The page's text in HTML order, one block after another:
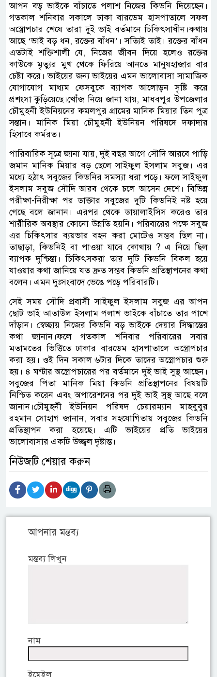
আপন বড় ভাইকে বাঁচাতে পলাশ নিজের কিডনি দিয়েছেন।
গতকাল শনিবার সকালে ঢাকা বারডেম হাসপাতালে সফল
অস্ত্রোপচার শেষে তারা দুই ভাই বর্তমানে চিকিৎসাধীন।কথায়
আছে ‘ভাই বড় ধন, রক্তের বাঁধন’। সত্যিই তাই। রক্তের বাঁধন
এতটাই শক্তিশালী যে, নিজের জীবন দিয়ে হলেও রক্তের
কাউকে মৃত্যুর মুখ থেকে ফিরিয়ে আনতে মানুষহাজার বার
চেষ্টা করে। ভাইয়ের জন্য ভাইয়ের এমন ভালোবাসা সামাজিক
যোগাযোগ মাধ্যম ফেসবুকে ব্যাপক আলোড়ন সৃষ্টি করে
প্রশংসা কুড়িয়েছে।খোঁজ নিয়ে জানা যায়, মাধবপুর উপজেলার
চৌমুহনী ইউনিয়নের কমলপুর গ্রামের মানিক মিয়ার তিন পুত্র
সন্তান। মানিক মিয়া চৌমুহনী ইউনিয়ন পরিষদে দফাদার
হিসাবে কর্মরত।
পারিবারিক সূত্রে জানা যায়, দুই বছর আগে সৌদি আরবে পাড়ি
জমান মানিক মিয়ার বড় ছেলে সাইফুল ইসলাম সবুজ। এর
মধ্যে হঠাৎ সবুজের কিডনির সমস্যা ধরা পড়ে। ফলে সাইফুল
ইসলাম সবুজ সৌদি আরব থেকে চলে আসেন দেশে। বিভিন্ন
পরীক্ষা-নিরীক্ষা পর ডাক্তার সবুজের দুটি কিডনিই নষ্ট হয়ে
গেছে বলে জানান। এরপর থেকে ডায়ালাইসিস করেও তার
শারীরিক অবস্থার কোনো উন্নতি হয়নি। পরিবারের পক্ষে সবুজ
এর চিকিৎসার ব্যয়ভার বহন করা মোটেও সম্ভব ছিল না।
তাছাড়া, কিডনিই বা পাওয়া যাবে কোথায় ? এ নিয়ে ছিল
ব্যাপক দুশ্চিন্তা। চিকিৎসকরা তার দুটি কিডনি বিকল হয়ে
যাওয়ার কথা জানিয়ে যত দ্রুত সম্ভব কিডনি প্রতিস্থাপনের কথা
বলেন। এমন দুঃসংবাদে ভেঙে পড়ে পরিবারটি।
সেই সময় সৌদি প্রবাসী সাইফুল ইসলাম সবুজ এর আপন
ছোট ভাই আতাউল ইসলাম পলাশ ভাইকে বাঁচাতে তার পাশে
দাঁড়ান। স্বেচ্ছায় নিজের কিডনি বড় ভাইকে দেয়ার সিদ্ধান্তের
কথা জানান।ফলে গতকাল শনিবার পরিবারের সবার
মতামতের ভিত্তিতে ঢাকার বারডেম হাসপাতালে অস্ত্রোপচার
করা হয়। ওই দিন সকাল ৬টার দিকে তাদের অস্ত্রোপচার শুরু
হয়। ৪ ঘণ্টার অস্ত্রোপচারের পর বর্তমানে দুই ভাই সুস্থ আছেন।
সবুজের পিতা মানিক মিয়া কিডনি প্রতিস্থাপনের বিষয়টি
নিশ্চিত করেন এবং অপারেশনের পর দুই ভাই সুস্থ আছে বলে
জানান।চৌমুহনী ইউনিয়ন পরিষদ চেয়ারম্যান মাহবুবুর
রহমান সোহাগ জানান, সবার সহযোগিতায় সবুজের কিডনি
প্রতিস্থাপন করা হয়েছে। এটি ভাইয়ের প্রতি ভাইয়ের
ভালোবাসার একটি উজ্জ্বল দৃষ্টান্ত।
নিউজটি শেয়ার করুন
আপনার মন্তব্য
মন্তব্য লিখুন
নাম
ইমেইল